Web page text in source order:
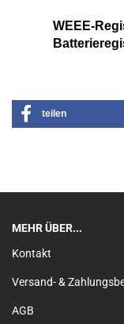
WEEE-
Batterier
teilen
MEHR ÜBER...
Kontakt
Versand- &
AGB